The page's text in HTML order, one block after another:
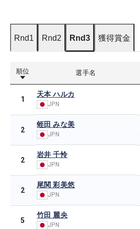
Rnd1 Rnd2 Rnd3 獲得賞金
順位 選手名
1
天本 ハルカ
JPN
2
蛭田 みな美
JPN
2
岩井 千怜
JPN
2
尾関 彩美悠
JPN
5
竹田 麗央
JPN